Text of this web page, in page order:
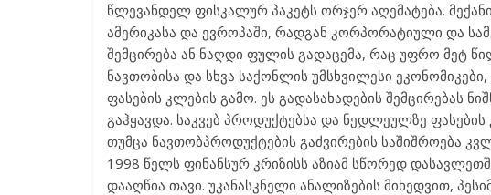
წლევანდელ ფისკალურ პაკეტს ორჯერ აღემატება.
ამერიკასა და ევროპაში, რადგან კორპორატიული და
შემცირება ან ნაღდი ფულის გადაცემა, რაც უფრო მეტ
ნავთობისა და სხვა საქონლის უმსხვილესი
ფასების კლების გამო. ეს გადასახადების შემცირებას
გაჰყავდა. საკვებ პროდუქტებსა და ნედლეულზე
თუმცა ნავთობპროდუქტების გაძვირების საშიშროება
1998 წელს ფინანსურ კრიზისს აზიამ სწორედ
დააღწია თავი. უკანასკნელი ანალიზების მიხედვით,